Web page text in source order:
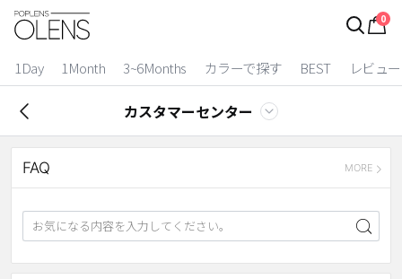
0
1Day 1Month 3~6Months カラーで探す BEST レビュー
ログイン
カラコン比較
今月限定特典
ベスト
カラコン
カスタマーセンター
FAQ MORE